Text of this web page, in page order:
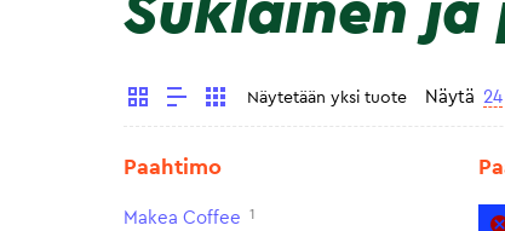
Suklainen ja
Näytetään yksi tuote Näytä 24
Paahtimo
Makea Coffee 1